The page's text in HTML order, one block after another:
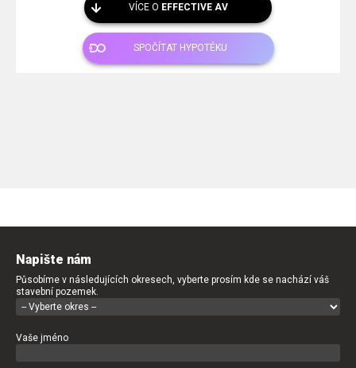
VÍCE O EFFECTIVE AV
SPOČÍTAT HYPOTÉKU
Napište nám
Působíme v následujících okresech, vyberte prosím kde se nachází váš
stavební pozemek.
Vaše jméno